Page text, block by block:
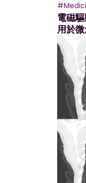
電磁
用於